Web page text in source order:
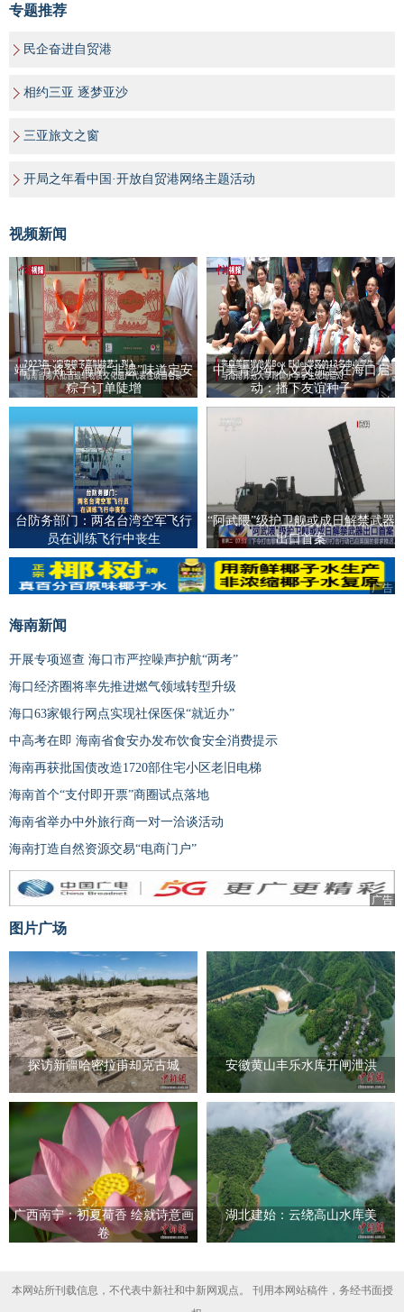
专题推荐
民企奋进自贸港
相约三亚 逐梦亚沙
三亚旅文之窗
开局之年看中国·开放自贸港网络主题活动
视频新闻
端午节将至 海南“非遗”味道定安
粽子订单陡增
中美青少年人文交流营在海口启
动：播下友谊种子
台防务部门：两名台湾空军飞行
员在训练飞行中丧生
“阿武隈”级护卫舰或成日解禁武器
出口首案
广告
广告
海南新闻
开展专项巡查 海口市严控噪声护航“两考”
海口经济圈将率先推进燃气领域转型升级
海口63家银行网点实现社保医保“就近办”
中高考在即 海南省食安办发布饮食安全消费提示
海南再获批国债改造1720部住宅小区老旧电梯
海南首个“支付即开票”商圈试点落地
海南省举办中外旅行商一对一洽谈活动
海南打造自然资源交易“电商门户”
广告
图片广场
探访新疆哈密拉甫却克古城 安徽黄山丰乐水库开闸泄洪
广西南宁：初夏荷香 绘就诗意画
卷
湖北建始：云绕高山水库美
本网站所刊载信息，不代表中新社和中新网观点。 刊用本网站稿件，务经书面授